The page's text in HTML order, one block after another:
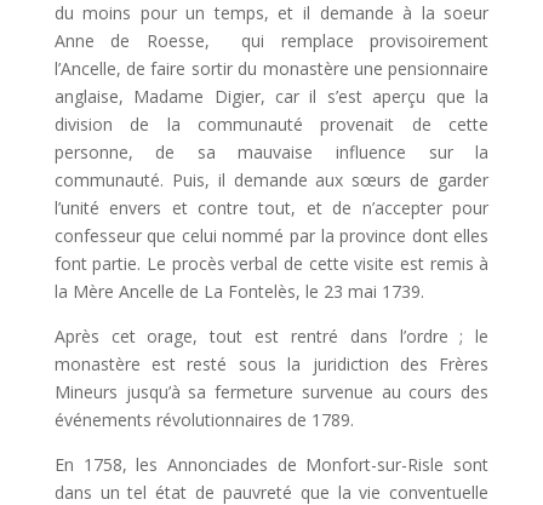
du moins pour un temps, et il demande à la soeur
Anne de Roesse, qui remplace provisoirement
l’Ancelle, de faire sortir du monastère une pensionnaire
anglaise, Madame Digier, car il s’est aperçu que la
division de la communauté provenait de cette
personne, de sa mauvaise influence sur la
communauté. Puis, il demande aux sœurs de garder
l’unité envers et contre tout, et de n’accepter pour
confesseur que celui nommé par la province dont elles
font partie. Le procès verbal de cette visite est remis à
la Mère Ancelle de La Fontelès, le 23 mai 1739.
Après cet orage, tout est rentré dans l’ordre ; le
monastère est resté sous la juridiction des Frères
Mineurs jusqu’à sa fermeture survenue au cours des
événements révolutionnaires de 1789.
En 1758, les Annonciades de Monfort-sur-Risle sont
dans un tel état de pauvreté que la vie conventuelle